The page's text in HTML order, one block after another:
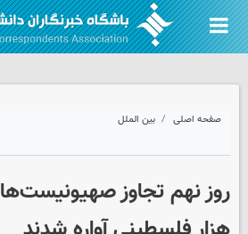
صفحه اصلی بین الملل